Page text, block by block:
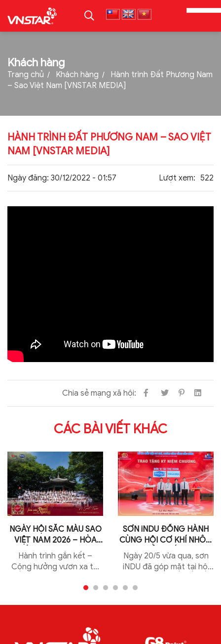
TRANG CHỦ
GIỚI THIỆU
TIN TỨC
TUYỂN DỤNG
LIÊN HỆ
Trang chủ Khách hàng
Hành trình Đất Phương Nam
– Sao Việt Nam [VNSTAR MEDIA]
Khách hàng
HÀNH TRÌNH ĐẤT PHƯƠNG NAM – SAO VIỆT
NAM [VNSTAR MEDIA]
Ngày đăng: 30/12/2022 - 01:57 Lượt xem: 522
Chia sẻ mạng xã hội:
CÁC BÀI VIẾT KHÁC
NGÀY HỘI SẮC MÀU SAO
VIỆT NAM 2026 – HÒA
SẮC THỊNH VƯỢNG
Hành trình gắn kết –
Cộng hưởng vươn xa tại
14 – 18/5/2026, Sao Việt
SƠN iNDU ĐỒNG HÀNH
CÙNG HỘI CƠ KHÍ NHÔM
KÍNH TỈNH BẮC NINH
Ngày 20/5 vừa qua, sơn
iNDU đã góp mặt tại hội
Ninh với vai trò là nhà tài